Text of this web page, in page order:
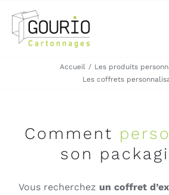
contenu
VOTRE BESOIN
Accueil
Les produits
Les coffrets
Comment per
son
Vous recherchez un coffret